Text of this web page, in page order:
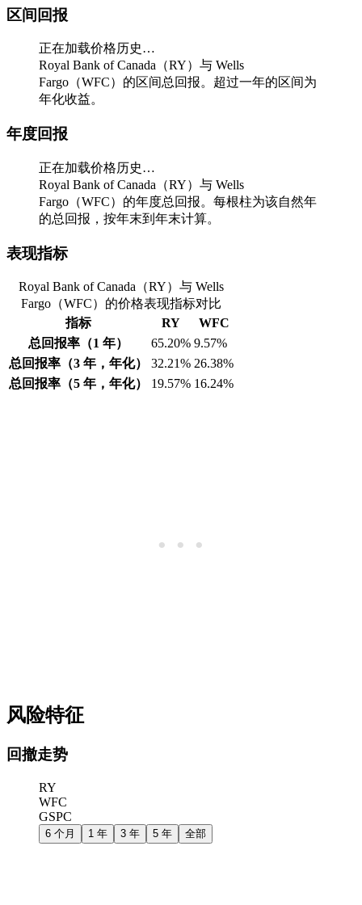
区间回报
正在加载价格历史…
Royal Bank of Canada（RY）与 Wells
Fargo（WFC）的区间总回报。超过一年的区间为
年化收益。
年度回报
正在加载价格历史…
Royal Bank of Canada（RY）与 Wells
Fargo（WFC）的年度总回报。每根柱为该自然年
的总回报，按年末到年末计算。
表现指标
Royal Bank of Canada（RY）与 Wells
Fargo（WFC）的价格表现指标对比
指标
RY
WFC
总回报率（1 年）
65.20% 9.57%
总回报率（3 年，年化）
32.21% 26.38%
总回报率（5 年，年化）
19.57% 16.24%
风险特征
回撤走势
RY
WFC
GSPC
6 个月 1 年 3 年 5 年 全部